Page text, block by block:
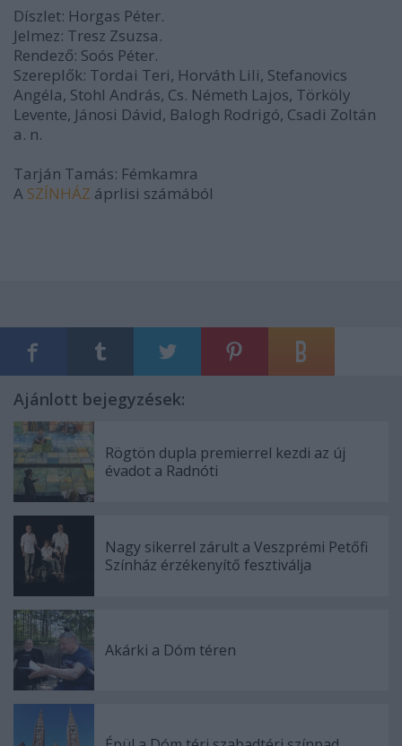
Díszlet: Horgas Péter.
Jelmez: Tresz Zsuzsa.
Rendező: Soós Péter.
Szereplők: Tordai Teri, Horváth Lili, Stefanovics
Angéla, Stohl András, Cs. Németh Lajos, Törköly
Levente, Jánosi Dávid, Balogh Rodrigó, Csadi Zoltán
a. n.
Tarján Tamás: Fémkamra
A SZÍNHÁZ áprlisi számából
Ajánlott bejegyzések:
Rögtön dupla premierrel kezdi az új
évadot a Radnóti
Nagy sikerrel zárult a Veszprémi Petőfi
Színház érzékenyítő fesztiválja
Akárki a Dóm téren